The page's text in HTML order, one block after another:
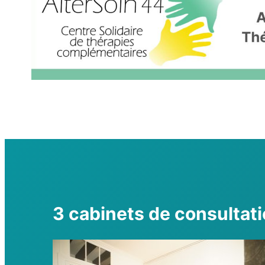
3 cabinets de